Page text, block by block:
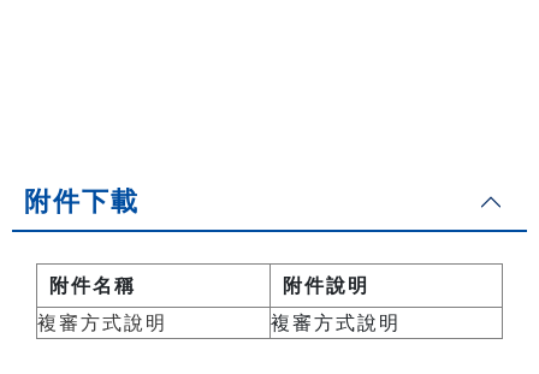
附件下載
附件名稱
附件說明
複審方式說明
複審方式說明